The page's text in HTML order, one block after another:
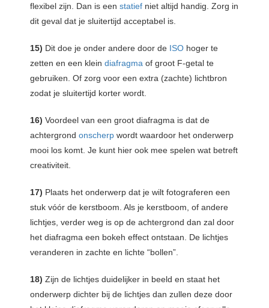
flexibel zijn. Dan is een statief niet altijd handig. Zorg in
dit geval dat je sluitertijd acceptabel is.
15) Dit doe je onder andere door de ISO hoger te
zetten en een klein diafragma of groot F-getal te
gebruiken. Of zorg voor een extra (zachte) lichtbron
zodat je sluitertijd korter wordt.
16) Voordeel van een groot diafragma is dat de
achtergrond onscherp wordt waardoor het onderwerp
mooi los komt. Je kunt hier ook mee spelen wat betreft
creativiteit.
17) Plaats het onderwerp dat je wilt fotograferen een
stuk vóór de kerstboom. Als je kerstboom, of andere
lichtjes, verder weg is op de achtergrond dan zal door
het diafragma een bokeh effect ontstaan. De lichtjes
veranderen in zachte en lichte “bollen”.
18) Zijn de lichtjes duidelijker in beeld en staat het
onderwerp dichter bij de lichtjes dan zullen deze door